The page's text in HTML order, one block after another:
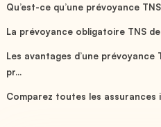
Qu’est-ce qu’une prévoyance
La prévoyance obligatoire TNS
Les avantages d’une
pr...
Comparez toutes les assurances